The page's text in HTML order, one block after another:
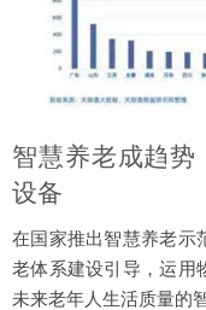
智慧养老成趋势
设备
在国家推出智慧养老示
老体系建设引导，运用
未来老年人生活质量的